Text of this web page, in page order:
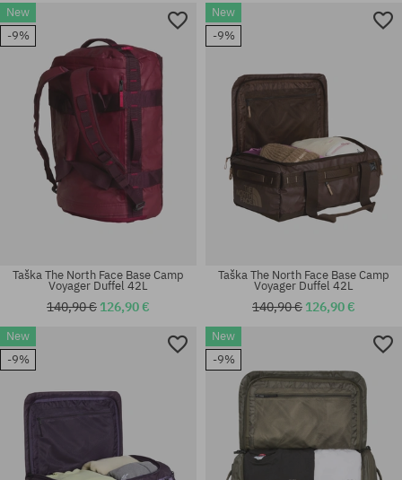
univerzálna veľkosť univerzálna veľkosť
univerzálna veľkosť univerzálna veľkosť
New
-9%
Taška The North Face Base Camp
Voyager Duffel 42L
140,90 € 126,90 €
New
-9%
Taška The North Face Base Camp
Voyager Duffel 42L
140,90 € 126,90 €
New
-9%
New
-9%